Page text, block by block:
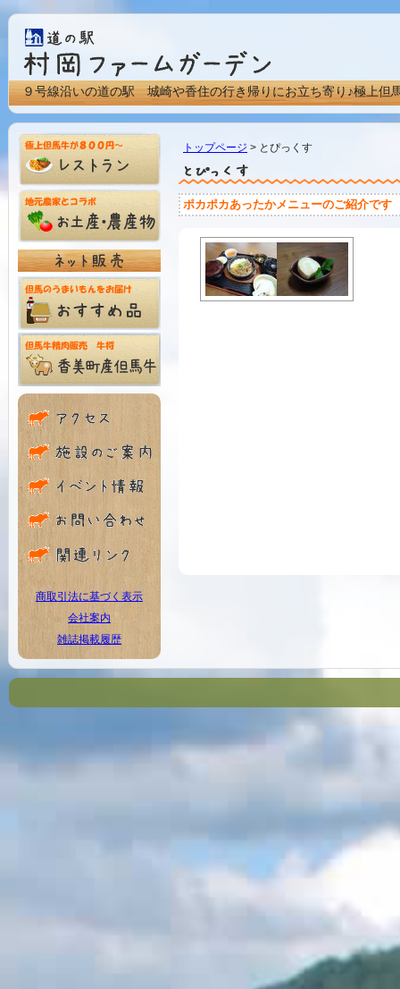
９号線沿いの道の駅 城崎や香住の行き帰りにお立ち寄り♪極上但
商取引法に基づく表示
会社案内
雑誌掲載履歴
トップページ > とぴっくす
ポカポカあったかメニューのご紹介です